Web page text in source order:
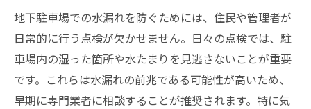
地下駐車場での水漏れを防ぐためには、住民や管理者が
日常的に行う点検が欠かせません。日々の点検では、駐
車場内の湿った箇所や水たまりを見逃さないことが重要
です。これらは水漏れの前兆である可能性が高いため、
早期に専門業者に相談することが推奨されます。特に気